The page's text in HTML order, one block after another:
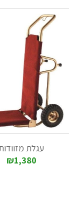
כביסה ממתכת
ביותר לצרכים
עגלת
₪1,380